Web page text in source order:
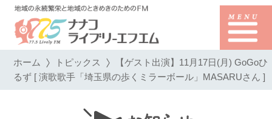
ホーム トピックス 【ゲスト出演】11月17日(月) GoGoひ
るず [ 演歌歌手「埼玉県の歩くミラーボール」MASARUさん ]